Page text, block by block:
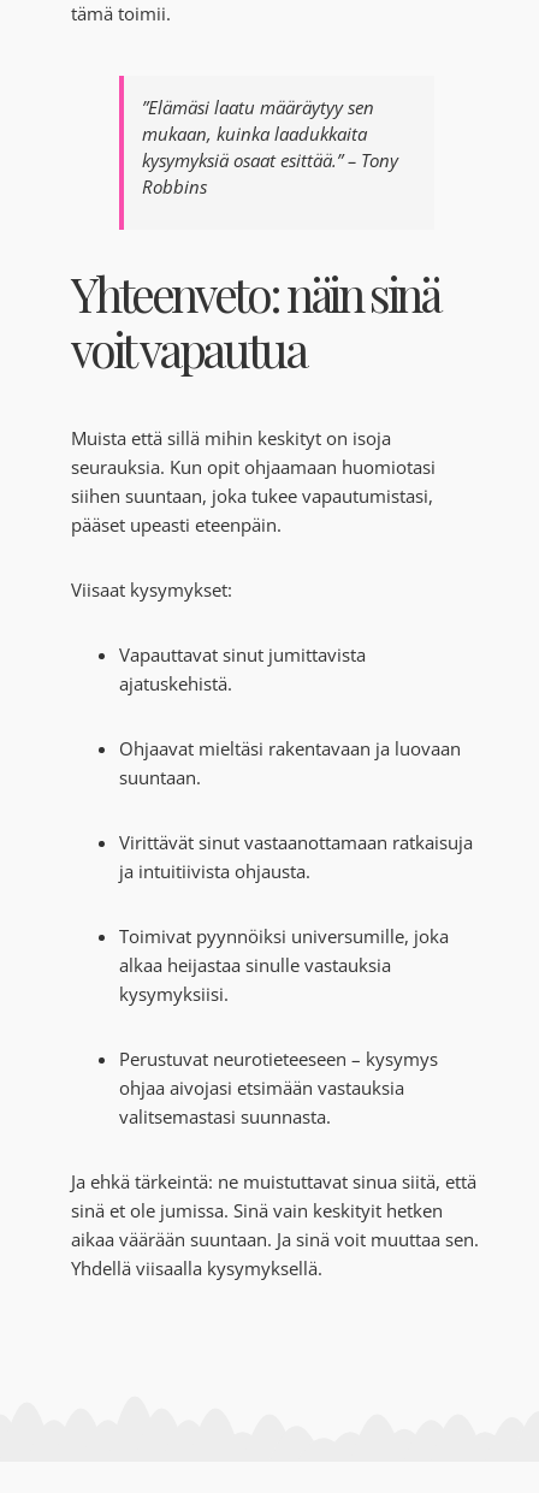
tämä toimii.
”Elämäsi laatu määräytyy sen
mukaan, kuinka laadukkaita
kysymyksiä osaat esittää.” – Tony
Robbins
Yhteenveto: näin sinä
voit vapautua
Muista että sillä mihin keskityt on isoja
seurauksia. Kun opit ohjaamaan huomiotasi
siihen suuntaan, joka tukee vapautumistasi,
pääset upeasti eteenpäin.
Viisaat kysymykset:
Vapauttavat sinut jumittavista
ajatuskehistä.
Ohjaavat mieltäsi rakentavaan ja luovaan
suuntaan.
Virittävät sinut vastaanottamaan ratkaisuja
ja intuitiivista ohjausta.
Toimivat pyynnöiksi universumille, joka
alkaa heijastaa sinulle vastauksia
kysymyksiisi.
Perustuvat neurotieteeseen – kysymys
ohjaa aivojasi etsimään vastauksia
valitsemastasi suunnasta.
Ja ehkä tärkeintä: ne muistuttavat sinua siitä, että
sinä et ole jumissa. Sinä vain keskityit hetken
aikaa väärään suuntaan. Ja sinä voit muuttaa sen.
Yhdellä viisaalla kysymyksellä.